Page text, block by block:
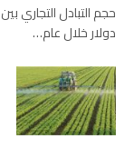
دولار خلال عام…